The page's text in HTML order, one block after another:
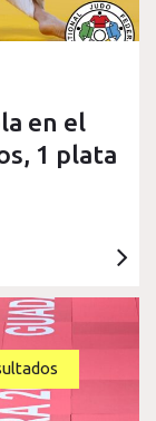
en el
1 plata